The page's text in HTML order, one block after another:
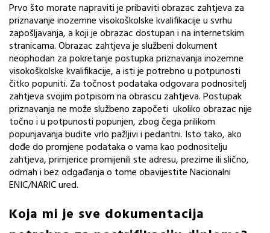
Prvo što morate napraviti je pribaviti obrazac zahtjeva za
priznavanje inozemne visokoškolske kvalifikacije u svrhu
zapošljavanja, a koji je obrazac dostupan i na internetskim
stranicama. Obrazac zahtjeva je službeni dokument
neophodan za pokretanje postupka priznavanja inozemne
visokoškolske kvalifikacije, a isti je potrebno u potpunosti
čitko popuniti. Za točnost podataka odgovara podnositelj
zahtjeva svojim potpisom na obrascu zahtjeva. Postupak
priznavanja ne može službeno započeti ukoliko obrazac nije
točno i u potpunosti popunjen, zbog čega prilikom
popunjavanja budite vrlo pažljivi i pedantni. Isto tako, ako
dođe do promjene podataka o vama kao podnositelju
zahtjeva, primjerice promijenili ste adresu, prezime ili slično,
odmah i bez odgađanja o tome obavijestite Nacionalni
ENIC/NARIC ured.
Koja mi je sve dokumentacija